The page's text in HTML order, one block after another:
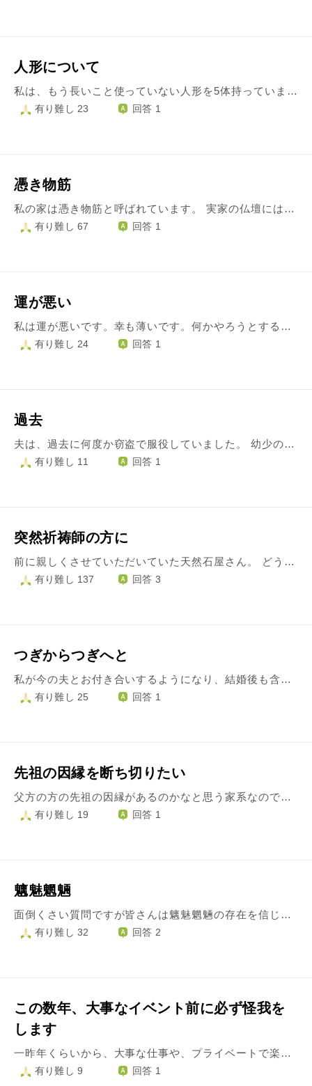
人形について
私は、もう長いこと使っていない人形を5体持っています。 それらの人形は、あまり状態が良いとは言えず、ほこりをかぶっています。さらに、そのうち2体はパーツが外れてしまったり、かなりきわどい状態です。わざとではないのですが、私が壊してしまいました。ホラー映画などの影響で、動いたり、顔が変わったり、下手をすれば呪いを受けることにならないか、とても心配です。捨てたら戻ってきたり、呪われたりしないか心配です。 ネットで調べたら、人形供養をすると良いとありましたが、供養できる神社は少し遠くにあります。また、出来れば絵を描くときのモデルとしてまた使えたらと思うのですが、壊した上に、今までほとんどほったらかしにしていた人形でそんなことをして良いものか、という心配もあります。 また、人形の置いてある方から小さい音のようなものが聞こえてくる時もたまにあります。 今まで、あまり気にしないようにしていましたが、どうしても気になって仕方なくなりました。人形から祟りを受けないか真面目に心配になってしまいましたが、祟りとか呪いとは、ただの迷信ですか？
有り難し 23 回答 1
憑き物筋
私の家は憑き物筋と呼ばれています。 実家の仏壇には箱に入った生き物の骨が祀られていて大きさも箱によって違います 母はそんな家を嫌がり近くに別のアパートを借りています。 祖父母は新興宗教にハマり仏壇の箱を放置しています 曾祖母に憑き物について教えて貰い面倒を見ないと災いを呼ぶと育てられていたので私が今お世話をしています お水を上げるのを忘れそうになる時にコトコトと動くことがあったり幼い頃の私を襲おうとした不審者が野良犬に襲われて私のことなど忘れて逃げたりとそういう存在を知らしめるようなことを時折してくるそれに最近まで愛着すら湧いていました。 最近、私の飼い犬の声でご近所トラブルがあった時の事です ケダモノの余所者は出ていけ と言われて塩をかけられました。それもショックだったのですがその夜に私に塩をかけたご近所さんが家の目の前で転んでしまい、気付かずに車庫に入れようとした娘さんの車に轢かれて足を折る怪我をしてしまったのです。 驚いてパニック状態になってしまった娘さんの代わりに2人の悲鳴で起きた私が救急車を呼んだのですが足を折ってしまった人ががずっと 大きな黒い犬や小さなイタチのようなものが私を押さえつけて動けなかったと顔を青ざめさせながら言うのです 思わずゾッとしてしまいました。私にとっては優しく、どこか愛らしいような目に見えないお隣さんのような存在が実は化け物かもしれないのです 憑き物筋について調べると犬神などのおぞましい造り方を知ってしまいました。 もしもうちの憑き物さんたちがそういう苦しみを味わった挙句今も尚家に縛り付けられていると思うとやるせない気持ちになります 憑き物筋の解放、供養などの仕方など教えては頂けないでしょうか？ 家族は皆世間体を気にして周りに憑き物筋と知れ渡っているのにそれを秘密にしようとしてなかなかに大きく動けません 哀れでおぞましい獣たちを救う方法はあるのでしょうか
有り難し 67 回答 1
運が悪い
私は運が悪いです。幸も薄いです。何かやろうとすると必ず邪魔が入ります。やり始めることができても必ずトラブルがおきます。トラブルが起きても誰も助けてくれないし、恫喝されたこともあります。また新しい仕事を始めると何もしてないのに嫌われたり。私だけ変な人と同期になったり。とにかく上手くいかないのです。昔何気なく手相占いを受けたら。あなたの先祖はとてもいい先祖であなたを見守ってくれている。がしかし。この先祖は人に恨まれているようだ。あなた何かしようとすると上手くいかないこと多いんじゃない？？と言われ当たってるーー！！と思いました！確かに身体に危険な目に遭いそうなとき(海外行ったときとか、事故に遭いそうになったとき)間一髪！ということがあり何かに守られているのかな！と嬉しい気持ちになりましたが、とにかく運が悪い。その占い師に、あなたのフルネームと住所教えて、お祓いしておいてあげると言われましたが、いい人そうだけど知らない人だし。それはちょっと、、となり、その日は去りましたが、今はお祓いしておいてもらえば良かったーと思います！ このサイトの質問の回答に先祖の恨みが子孫に行くことはないとあり安心していますが、やはりあの時のことは気になります。お祓いしてもらえば何か変わりましたか？フルネームと住所でお祓いできるのですか？ あと私が住んでいるところは、墓地の隣でお墓が近いです。全く心霊体験とかしたことないし、気にしてもいませんが、何か影響があるのでしょうか？お寺で働く方に墓地の影響を聞くのは失礼かもしれませんが、どうか広い心で回答お願いできたら嬉しいです。
有り難し 24 回答 1
過去
夫は、過去に何度か窃盗で服役していました。 幼少の頃両親が離婚し、親戚中たらい回しにあったそうです。気持ちは分かりませんが子供の頃から何も与えられないのが普通で、食べたいものがあると、スーパーなどで盗んで生活していたらしいです。 大人になっても盗んでいた訳ですから、被害者の方の気持ちを思うと言葉にできません。 そんな夫は働きません。 盗んで美味しい思いをしてるから 家族ができても働きません。 そしてい何故か、次から次へと借金みたいになります。 夫が窃盗したことで恨まれているのか 知りたいです。 謝りたいです。
有り難し 11 回答 1
突然祈祷師の方に
前に親しくさせていただいていた天然石屋さん。 どうも方向転換されたらしく、祈祷師になられてました。 久しぶりに友達と遊びに行ったら、「あなたは無意識に周りの人を呪い、病気にしたり不幸にしている。このお友達も、前に相談に来た方も、あなたの中の重いものに障られている！」と、まくしたてられ、「これを祓うのには覚悟がいる、30万かかる」と、お話が。 徐々に値段は下がり「いま、いくら払えますか？それにあわせて払います。もう、私は真剣な人しか相手をしません。私を頼ってくる人はみんな神職やお寺、高名な占い師や、運命が重い人ばかりですから」 更には、「今ここにきて良かった。でなければ、６月までに死んでいる」 突然の話にちんぷんかんぷんになり、びっくりしていました。 あまりに高額だったので、ちょっと考えさせて下さいとお話をしたら、「なら、やる気がないと言うこと、もういいです！」と激怒され、最後には「帰ってください！今まであなたが呪ってきたものを私は全力であなたに返します！覚悟して下さい」 との事。 そんなこと言われても…。 突然のその方の豹変と、最後の呪いのような言葉にモヤモヤしてしまいました。 これから周りや自分に悪いことが起こる度に、この言葉を思い出すのでしょう。 それは、まさしく呪いだなぁと思いつつ、この言葉に対してどんな気持ちでいたらよろしいでしょうか？ 変な話で申し訳ありませんが、お答えいただければうれしいです。
有り難し 137 回答 3
つぎからつぎへと
私が今の夫とお付き合いするようになり、結婚後も含め私の祖母、おば、おじが2人、夫のおば、私の母が続けて亡くなりました。 人の不幸が続いた後私の家族にお金のことでの災難が次から次にやってくるようになりました。生活に必要なものが壊れるとか、突発的なものが殆どで……。食べることもままならなく、あまりにも頻繁なので娘と呪われているのではと考えています。 娘には話していませんが、今の夫は(娘と血縁関係はないです)窃盗で何度か服役しています。 人を苦しめた分、恨みがあっても仕方ないと思います。 それとは関係なく呪われているかも知りたいです。
有り難し 25 回答 1
先祖の因縁を断ち切りたい
父方の方の先祖の因縁があるのかなと思う家系なのですが、私でそれを断ち切りたいです。 どうしたらよいでしょうか？ ●父方 祖父母 癌で苦しみながら他界 叔母 結婚一年で離婚。その後再婚するが、 癌で他界。 伯父 小学生の時に祭りの車にひかれて他界 伯父 従姉妹と結婚するも離婚。事業失敗。息子も事業失敗。娘は離婚。シングルマザー 父 癌で他界 母は父のモラハラや酒乱に悩み癌で他界、実姉は精神病や子宮の病気を患ってます。
有り難し 19 回答 1
魑魅魍魎
面倒くさい質問ですが皆さんは魑魅魍魎の存在を信じますか？私は妖の存在を信じています。そもそも妖とは何ですか？よく平安時代に大妖怪の葛の葉狐の息子の安倍晴明が式神を使って妖怪を退治したと聞くのですが、妖っていつの時代からいたのでしょう？あと本当に半妖（妖と人間のハーフ）っていたのでしょうか？凄く難しく面倒な質問ではありますがよろしければ回答よろしくお願いします。
有り難し 32 回答 2
この数年、大事なイベント前に必ず怪我を
します
一昨年くらいから、大事な仕事や、プライベートで楽しみにしているイベント前になると、必ず体調を壊したり怪我をします。 例を挙げると書き切れないので選んで書き出します。 かかったこともないような酷い風邪の症状が発症し、薬を飲んだら原因不明の顔の腫れ。その状態でずっと楽しみにしていたライブに行く羽目になったり。 音楽関係の仕事をしているのでイベントごとが多いのですが、体力勝負のイベントの前日に、今まで痛めたこともないのに首を酷く痛めたり。 そして、明日は一年かけて準備し入念に練習してきた仕事の大規模なイベント。 個人的にもとてもやりたかった曲を念願かなって演奏できることになり、本格的なホールでその曲を恵まれたバンドメンバーで演奏できるチャンスは、たぶんもう二度とありません。 で、昨日腰を思い切り痛めました。現在歩行も困難です。 これほど酷く腰を痛めたことなんか、人生で今まで一度たりともありません。 今までは「何でこんなときに限って…でもたまたまだ。この最悪な状態でもなんとか乗り切らないと」と思ってやってきました。 しかし今回はあれほど楽しみにしていたのに、おそらく出演不可能です。 あれだけ楽しみにして準備して練習もして… 今までマイナス思考な自分に対する悩みや葛藤もあったので、今回からは素人でもステージ映えできるミュージシャンになろう！垢抜けるよう頑張ろう！ウジウジ悩まず思い切り楽しもう！と、思い切って貯金を下ろし、たくさんの衣装や靴を買って…。 情けなくて「なんで」という思いで一日中布団の中で泣きじゃくりました。 どの場合もイベント前に何か特別なことをしていたことはありません。 張り切って筋トレしてたとかなら分かりますが、普段と同じ生活を送っていました。 こういう呪いのような、楽しみにしていたり絶対に休めない行事の前に必ず怪我をするというような、どこかからの邪魔のようなものは、実際にあることなのでしょうか？ その呪いを解くためには、どうすればよいのでしょうか。
有り難し 9 回答 1